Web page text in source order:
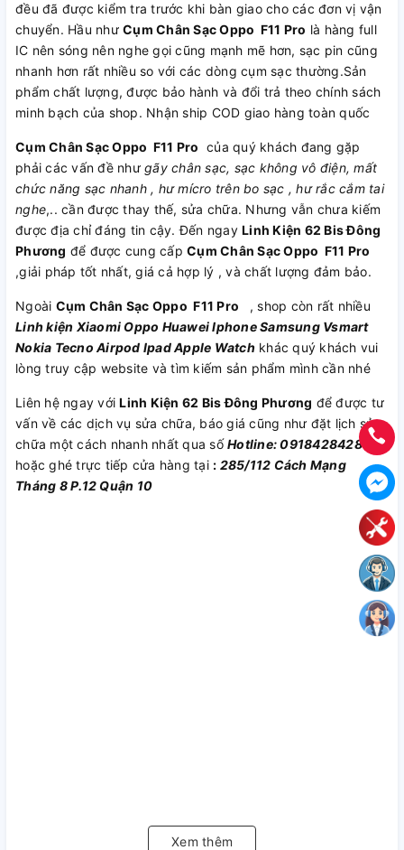
đều đã được kiểm tra trước khi bàn giao cho các đơn vị vận
chuyển. Hầu như Cụm Chân Sạc Oppo F11 Pro là hàng full
IC nên sóng nên nghe gọi cũng mạnh mẽ hơn, sạc pin cũng
nhanh hơn rất nhiều so với các dòng cụm sạc thường.Sản
phẩm chất lượng, được bảo hành và đổi trả theo chính sách
minh bạch của shop. Nhận ship COD giao hàng toàn quốc
Cụm Chân Sạc Oppo F11 Pro của quý khách đang gặp
phải các vấn đề như gãy chân sạc, sạc không vô điện, mất
chức năng sạc nhanh , hư mícro trên bo sạc , hư rắc cắm tai
nghe,.. cần được thay thế, sửa chữa. Nhưng vẫn chưa kiếm
được địa chỉ đáng tin cậy. Đến ngay Linh Kiện 62 Bis Đông
Phương để được cung cấp Cụm Chân Sạc Oppo F11 Pro
,giải pháp tốt nhất, giá cả hợp lý , và chất lượng đảm bảo.
Ngoài Cụm Chân Sạc Oppo F11 Pro
, shop còn rất nhiều
Linh kiện Xiaomi Oppo HuaweiIphoneSamsung Vsmart
Nokia Tecno Airpod IpadApple Watch khác quý khách vui
lòng truy cập website và tìm kiếm sản phẩm mình cần nhé
Liên hệ ngay vớiLinh Kiện 62 Bis Đông Phương để được tư
vấn về các dịch vụ sửa chữa, báo giá cũng như đặt lịch sửa
chữa một cách nhanh nhất qua sốHotline: 0918428428
hoặc ghé trực tiếp cửa hàng tại : 285/112 Cách Mạng
Tháng 8 P.12 Quận 10
Xem thêm